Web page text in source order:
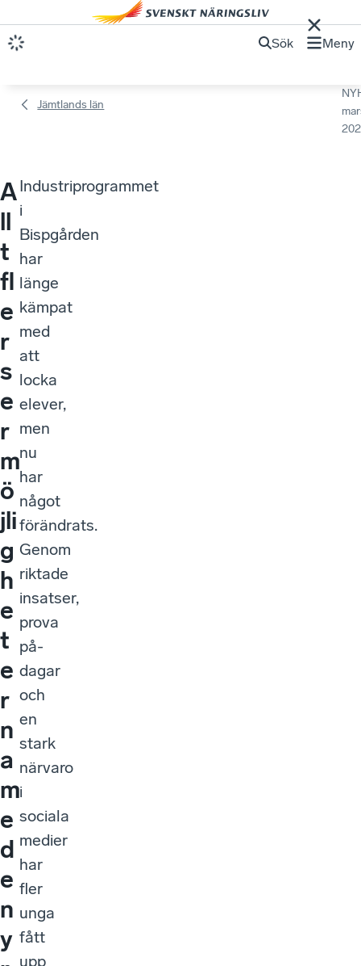
Sök Meny
Jämtlands län
A
ll
t
fl
e
r
s
e
r
m
ö
jli
g
h
e
t
e
r
n
a
m
e
d
e
n
y
Industriprogrammet
i
Bispgården
har
länge
kämpat
med
att
locka
elever,
men
nu
har
något
förändrats.
Genom
riktade
insatser,
prova
på-
dagar
och
en
stark
närvaro
i
sociala
medier
har
fler
unga
fått
upp